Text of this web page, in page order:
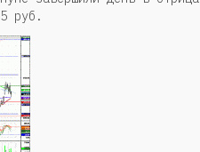
руб.